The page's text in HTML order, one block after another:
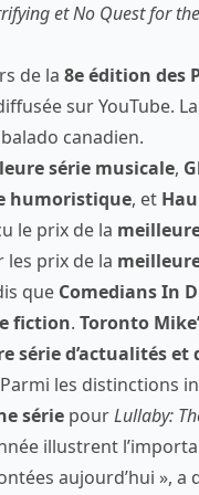
et No Quest for
de la 8e édition des
sur YouTube.
canadien.
série musicale,
humoristique, et
le prix de la
les prix de la
que Comedians In
fiction. Toronto
série d’actualités et
les distinctions
série pourLullaby:
illustrent
aujourd’hui », a